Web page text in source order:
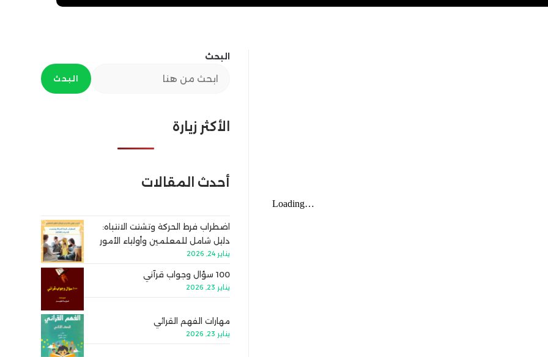
البحث
البحث
الأكثر زيارة
أحدث المقالات
اضطراب فرط الحركة وتشتت الانتباه:
دليل شامل للمعلمين وأولياء الأمور
يناير 24, 2026
100 سؤال وجواب قرآني
يناير 23, 2026
مهارات الفهم القرائي
يناير 23, 2026